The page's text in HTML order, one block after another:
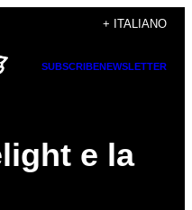
+ ITALIANO
SUBSCRIBENEWSLETTER
e la